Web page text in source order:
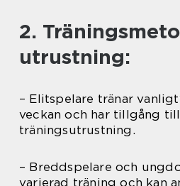
2.
utrustning:
– Elitspelare tränar
veckan och har tillgång
träningsutrustning.
– Breddspelare och
varierad träning och kan